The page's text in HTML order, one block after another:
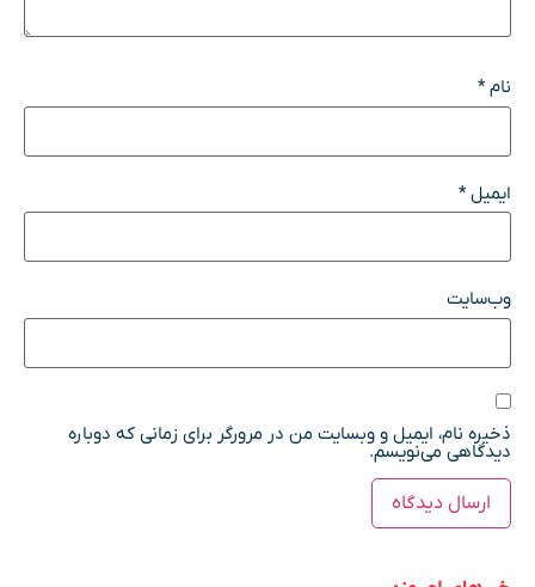
نام*
ایمیل*
وب‌سایت
ذخیره نام، ایمیل و وبسایت من در مرورگر برای زمانی که دوباره
دیدگاهی می‌نویسم.